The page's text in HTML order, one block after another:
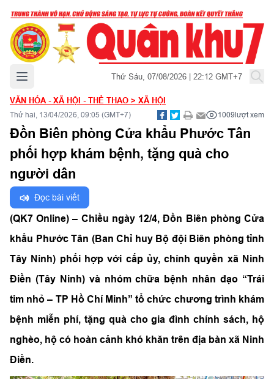
Mở menu chính Thứ Sáu, 07/08/2026 | 22:12 GMT+7
VĂN HÓA - XÃ HỘI - THỂ THAO > XÃ HỘI
Thứ hai, 13/04/2026, 09:05 (GMT+7) 1009lượt xem
Đồn Biên phòng Cửa khẩu Phước Tân
phối hợp khám bệnh, tặng quà cho
người dân
Đọc bài viết
(QK7 Online) – Chiều ngày 12/4, Đồn Biên phòng Cửa
khẩu Phước Tân (Ban Chỉ huy Bộ đội Biên phòng tỉnh
Tây Ninh) phối hợp với cấp ủy, chính quyền xã Ninh
Điền (Tây Ninh) và nhóm chữa bệnh nhân đạo “Trái
tim nhỏ – TP Hồ Chí Minh” tổ chức chương trình khám
bệnh miễn phí, tặng quà cho gia đình chính sách, hộ
nghèo, hộ có hoàn cảnh khó khăn trên địa bàn xã Ninh
Điền.